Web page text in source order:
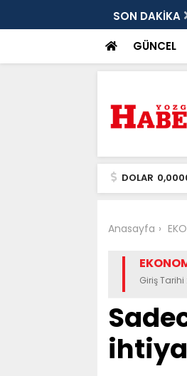
SON DAKİKA
GÜNCEL
DOLAR
Anasayfa
Giriş